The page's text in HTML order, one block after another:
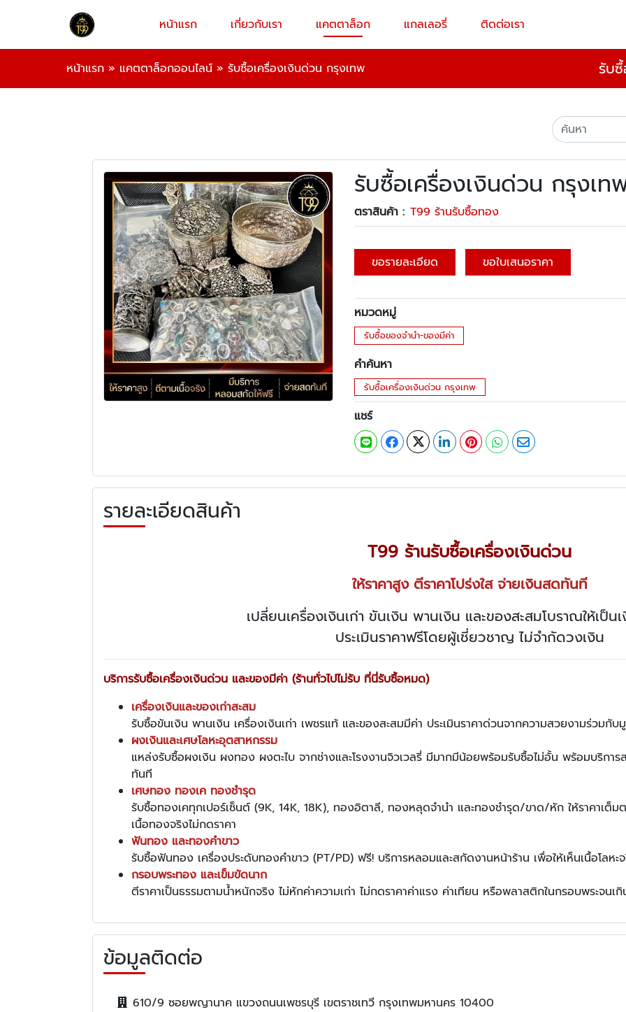
หน้าแรก เกี่ยวกับเรา แคตตาล็อก แกลเลอรี่ ติดต่อเรา
หน้าแรก » แคตตาล็อกออนไลน์ » รับซื้อเครื่องเงินด่วน กรุงเทพ รับ
รับซื้อเครื่องเงินด่วน กรุงเท
ตราสินค้า : T99 ร้านรับซื้อทอง
ขอรายละเอียด ขอใบเสนอราคา
หมวดหมู่
รับซื้อของจำนำ-ของมีค่า
คำค้นหา
รับซื้อเครื่องเงินด่วน กรุงเทพ
แชร์
รายละเอียดสินค้า
T99 ร้านรับซื้อเครื่องเงินด่วน
ให้ราคาสูง ตีราคาโปร่งใส จ่ายเงินสดทันที
เปลี่ยนเครื่องเงินเก่า ขันเงิน พานเงิน และของสะสมโบราณให้เป็
ประเมินราคาฟรีโดยผู้เชี่ยวชาญ ไม่จำกัดวงเงิน
บริการรับซื้อเครื่องเงินด่วน และของมีค่า (ร้านทั่วไปไม่รับ ที่นี่รับซื้อหมด)
เครื่องเงินและของเก่าสะสม
รับซื้อขันเงิน พานเงิน เครื่องเงินเก่า เพชรแท้ และของสะสมมีค่า ประเมินราคาด่วนจากความสวยงามร่วม
ผงเงินและเศษโลหะอุตสาหกรรม
แหล่งรับซื้อผงเงิน ผงทอง ผงตะไบ จากช่างและโรงงานจิวเวลรี่ มีมากมีน้อยพร้อมรับซื้อไม่อั้น พร้อมบริกา
ทันที
เศษทอง ทองเค ทองชำรุด
รับซื้อทองเคทุกเปอร์เซ็นต์ (9K, 14K, 18K), ทองอิตาลี, ทองหลุดจำนำ และทองชำรุด/ขาด/หัก ให้ราคาเต็ม
เนื้อทองจริงไม่กดราคา
ฟันทอง และทองคำขาว
รับซื้อฟันทอง เครื่องประดับทองคำขาว (PT/PD) ฟรี! บริการหลอมและสกัดงานหน้าร้าน เพื่อให้เห็นเนื้อโลห
กรอบพระทอง และเข็มขัดนาก
ตีราคาเป็นธรรมตามน้ำหนักจริง ไม่หักค่าความเก่า ไม่กดราคาค่าแรง ค่าเทียน หรือพลาสติกในกรอบพระจนเ
ข้อมูลติดต่อ
610/9 ซอยพญานาค แขวงถนนเพชรบุรี เขตราชเทวี กรุงเทพมหานคร 10400